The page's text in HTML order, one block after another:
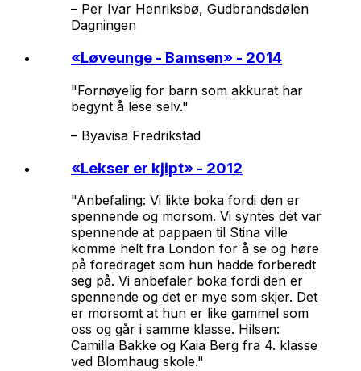
– Per Ivar Henriksbø, Gudbrandsdølen
Dagningen
«Løveunge - Bamsen» - 2014
"Fornøyelig for barn som akkurat har
begynt å lese selv."
– Byavisa Fredrikstad
«Lekser er kjipt» - 2012
"Anbefaling: Vi likte boka fordi den er
spennende og morsom. Vi syntes det var
spennende at pappaen til Stina ville
komme helt fra London for å se og høre
på foredraget som hun hadde forberedt
seg på. Vi anbefaler boka fordi den er
spennende og det er mye som skjer. Det
er morsomt at hun er like gammel som
oss og går i samme klasse. Hilsen:
Camilla Bakke og Kaia Berg fra 4. klasse
ved Blomhaug skole."